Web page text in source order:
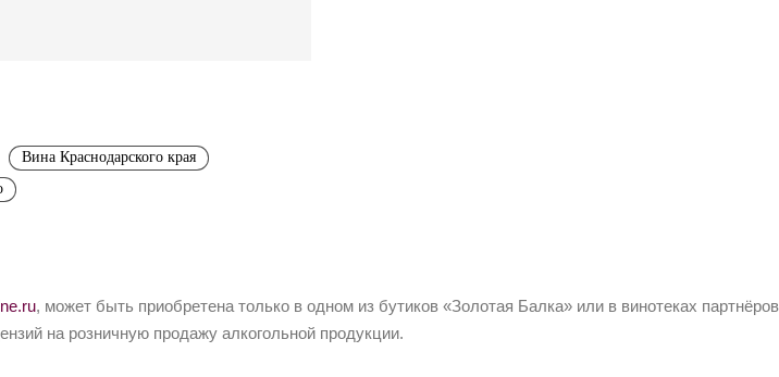
Вина Краснодарского края
, может быть приобретена только в одном из бутиков «Золотая Балка» или в винотеках партнёров
на розничную продажу алкогольной продукции.